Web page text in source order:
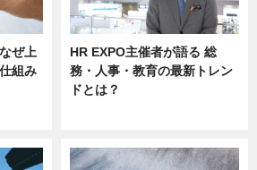
ぜ上
組み
HR EXPO主催者が語る 総
務・人事・教育の最新トレン
ドとは？